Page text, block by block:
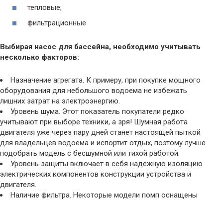
тепловые;
фильтрационные.
Выбирая насос для бассейна, необходимо учитывать
несколько факторов:
Назначение агрегата. К примеру, при покупке мощного
оборудования для небольшого водоема не избежать
лишних затрат на электроэнергию.
Уровень шума. Этот показатель покупатели редко
учитывают при выборе техники, а зря! Шумная работа
двигателя уже через пару дней станет настоящей пыткой
для владельцев водоема и испортит отдых, поэтому лучше
подобрать модель с бесшумной или тихой работой.
Уровень защиты включает в себя надежную изоляцию
электрических компонентов конструкции устройства и
двигателя.
Наличие фильтра. Некоторые модели помп оснащены